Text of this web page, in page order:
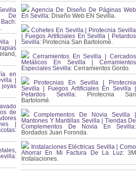
De
:
|
en
|
de
|
Agencia De Diseño De Páginas Web
En Sevilla: Diseño Web EN Sevilla.
Cohetes En Sevilla | Pirotecnia Sevilla
| Fuegos Artificiales En Sevilla | Petardos
Sevilla: Pirotecnia San Bartolomé.
Cerramientos En Sevilla | Cercados
Metálicos En Sevilla | Cerramientos
Especiales Sevilla: Cerramientos Gordo.
Pirotecnias En Sevilla | Pirotecnia
Sevilla | Fuegos Artificiales En Sevilla |
Petardos Sevilla: Pirotecnia San
Bartolomé.
Complementos De Novia Sevilla |
Mantones Y Mantillas Sevilla | Tiendas De
Complementos De Novia En Sevilla:
Bordados Juan Foronda.
Instalaciones Eléctricas Sevilla | Como
Ahorrar En Mi Factura De La Luz:3M
Instalaciones.